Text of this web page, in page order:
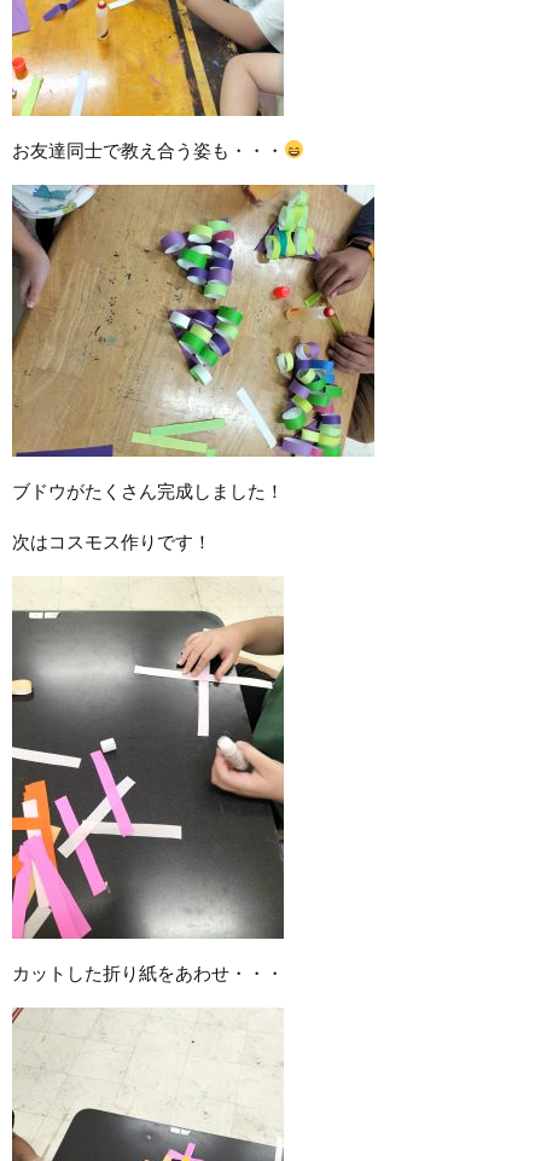
お友達同士で教え合う姿も・・・
ブドウがたくさん完成しました！
次はコスモス作りです！
カットした折り紙をあわせ・・・